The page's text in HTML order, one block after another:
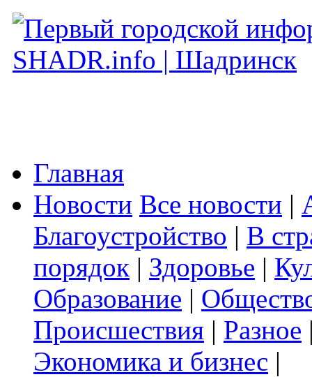
Главная
Новости Все новости |
Благоустройство | В
порядок | Здоровье |
Образование |
Происшествия | Разное
Экономика и бизнес |